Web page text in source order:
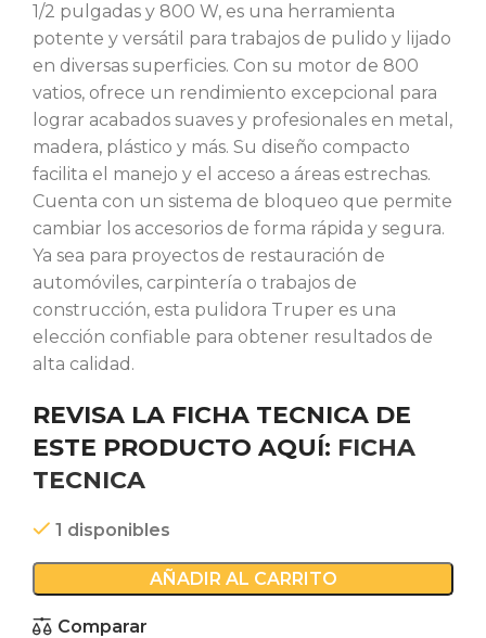
1/2 pulgadas y 800 W, es una herramienta
potente y versátil para trabajos de pulido y lijado
en diversas superficies. Con su motor de 800
vatios, ofrece un rendimiento excepcional para
lograr acabados suaves y profesionales en metal,
madera, plástico y más. Su diseño compacto
facilita el manejo y el acceso a áreas estrechas.
Cuenta con un sistema de bloqueo que permite
cambiar los accesorios de forma rápida y segura.
Ya sea para proyectos de restauración de
automóviles, carpintería o trabajos de
construcción, esta pulidora Truper es una
elección confiable para obtener resultados de
alta calidad.
REVISA LA FICHA TECNICA DE
ESTE PRODUCTO AQUÍ: FICHA
TECNICA
1 disponibles
AÑADIR AL CARRITO
Comparar